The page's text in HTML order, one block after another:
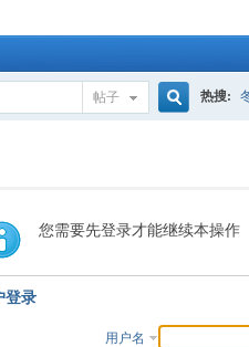
帖子
索
热搜:
您需要先登录才能继续本操作
登录
用户名